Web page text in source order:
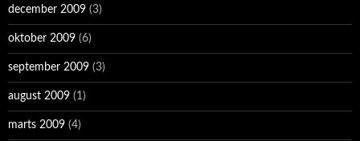
december 2009 (3)
oktober 2009 (6)
september 2009 (3)
august 2009 (1)
marts 2009 (4)